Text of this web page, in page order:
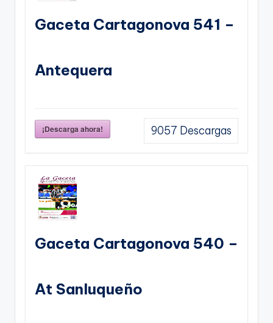
Gaceta Cartagonova 541 –
Antequera
¡Descarga ahora! 9057 Descargas
Gaceta Cartagonova 540 –
At Sanluqueño